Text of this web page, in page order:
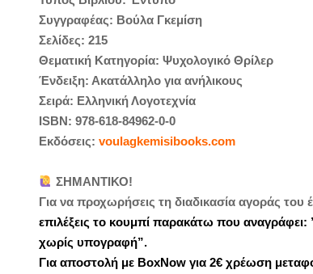
Συγγραφέας: Βούλα Γκεμίση
Σελίδες: 215
Θεματική Κατηγορία: Ψυχολογικό Θρίλερ
Ένδειξη: Ακατάλληλο για ανήλικους
Σειρά: Ελληνική Λογοτεχνία
ISBN: 978-618-84962-0-0
Εκδόσεις: voulagkemisibooks.com
ΣΗΜΑΝΤΙΚΟ!
Για να προχωρήσεις τη διαδικασία αγοράς του
επιλέξεις το κουμπί παρακάτω που αναγράφει:
χωρίς υπογραφή”.
Για αποστολή με BoxNow για 2€ χρέωση